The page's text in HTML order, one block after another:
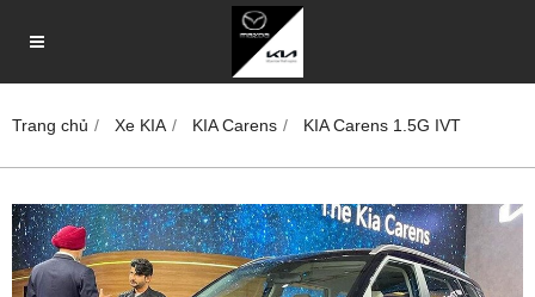
Trang chủ Xe KIA KIA Carens KIA Carens 1.5G IVT